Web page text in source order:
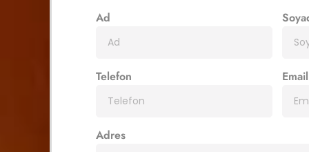
Ad
Telefon Email
Adres